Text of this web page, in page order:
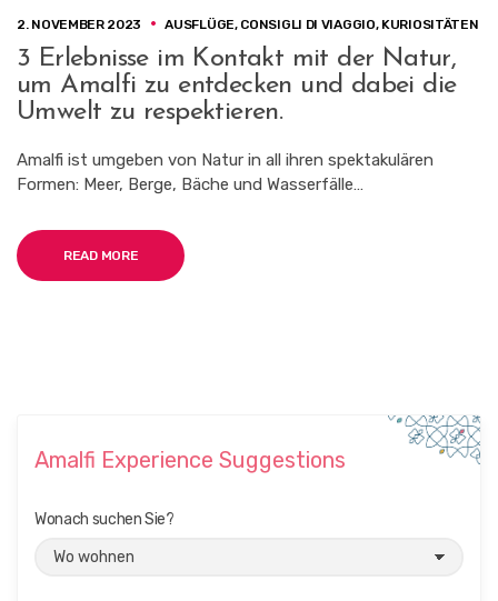
2. NOVEMBER 2023 AUSFLÜGE, CONSIGLI DI VIAGGIO, KURIOSITÄTEN
3 Erlebnisse im Kontakt mit der Natur,
um Amalfi zu entdecken und dabei die
Umwelt zu respektieren.
Amalfi ist umgeben von Natur in all ihren spektakulären
Formen: Meer, Berge, Bäche und Wasserfälle…
READ MORE
Amalfi Experience Suggestions
Wonach suchen Sie?